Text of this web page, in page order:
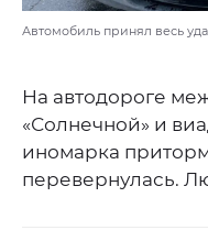
Автомобиль принял весь
На автодороге
«Солнечной» и
иномарка
перевернулась.